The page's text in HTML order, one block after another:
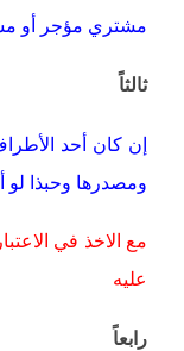
مشتري مؤجر أو
ثالثاً
إن كان أحد
ومصدرها وحبذا لو
مع الاخذ في
عليه
رابعاً